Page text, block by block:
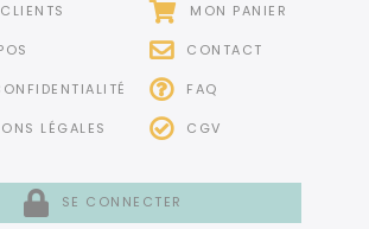
LÉGALES
MON PANIER
CONTACT
FAQ
CGV
SE CONNECTER